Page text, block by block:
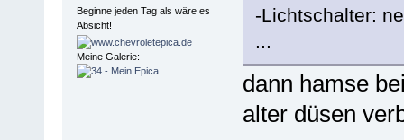
Beginne jeden Tag als wäre es
Absicht!
Meine Galerie:
-Lichtschalter:
...
dann hamse
alter düsen